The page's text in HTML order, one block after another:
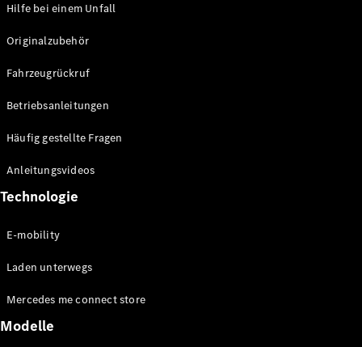
Alle T-
CLA
Brake
Shooting
Brake
C-Klasse T-
Modell
Modell All-
E-Klasse T-
E-Klasse T-
Terrain
Hilfe bei einem Unfall
Originalzubehör
Fahrzeugrückruf
Betriebsanleitungen
Häufig gestellte Fragen
Anleitungsvideos
Technologie
E-mobility
Laden unterwegs
Mercedes me connect store
Modelle